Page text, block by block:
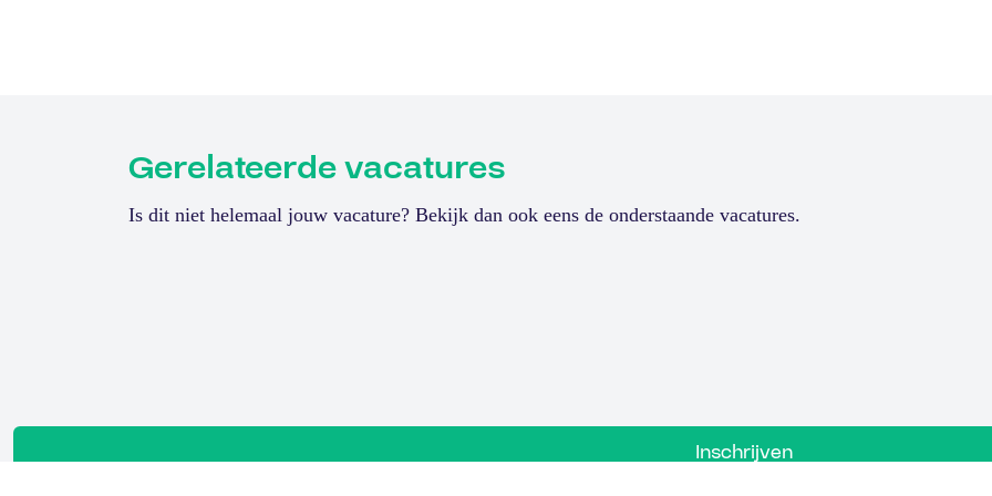
Inschrijven
Gerelateerde vacatures
Is dit niet helemaal jouw vacature? Bekijk dan ook eens de onderstaande vacatures.
installaties binnen een grootschalige industriële setting.Je opereert op het snijvlak van onderhoud,